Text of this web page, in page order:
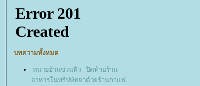
บทความทั้งหมด
ทนายอ้วนชวนหิว - ปิดท้ายร้าน
อาหารในทริปพัทยาด้วยร้านกาแฟ